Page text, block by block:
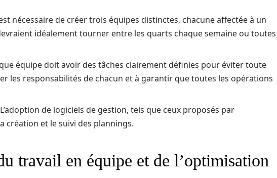
nécessaire de créer trois équipes distinctes, chacune affectée à un
idéalement tourner entre les quarts chaque semaine ou toutes
équipe doit avoir des tâches clairement définies pour éviter toute
les responsabilités de chacun et à garantir que toutes les opérations
de logiciels de gestion, tels que ceux proposés par
création et le suivi des plannings.
travail en équipe et de l’optimisation